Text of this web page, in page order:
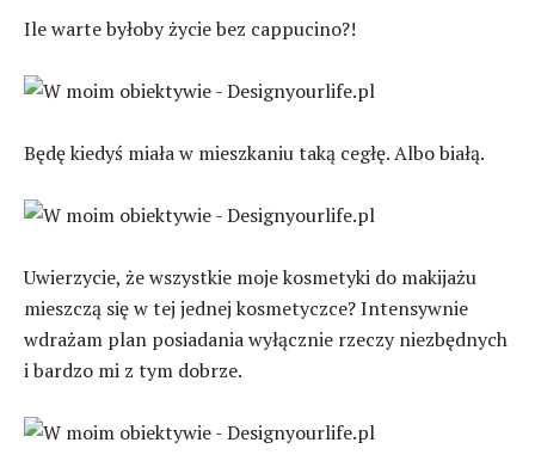
Ile warte byłoby życie bez cappucino?!
Będę kiedyś miała w mieszkaniu taką cegłę. Albo białą.
Uwierzycie, że wszystkie moje kosmetyki do makijażu
mieszczą się w tej jednej kosmetyczce? Intensywnie
wdrażam plan posiadania wyłącznie rzeczy niezbędnych
i bardzo mi z tym dobrze.